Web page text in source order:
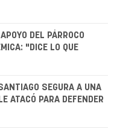
DEL PÁRROCO
"DICE LO QUE
SEGURA A UNA
ATACÓ PARA DEFENDER